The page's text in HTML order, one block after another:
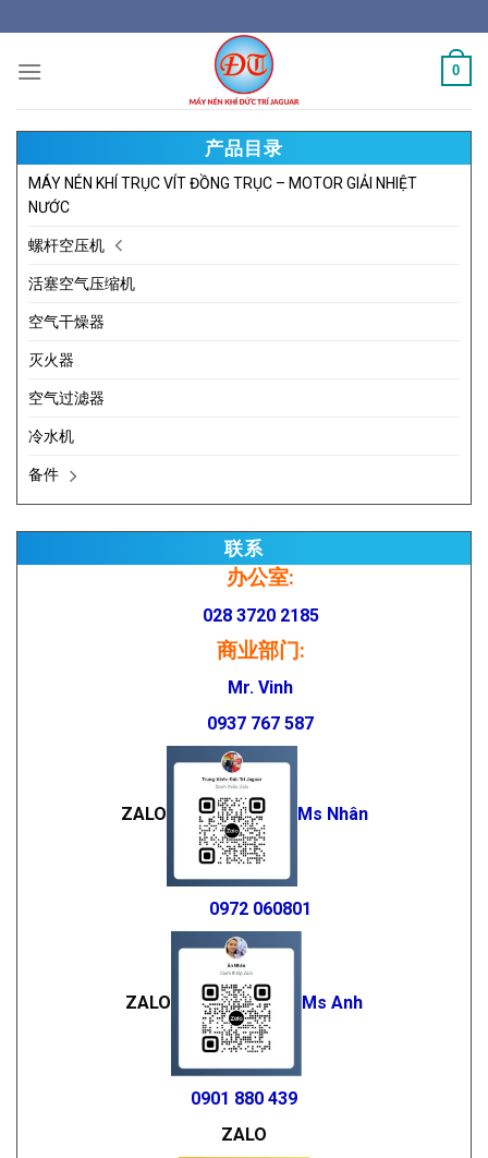
to
content
0
产品目录
MÁY NÉN KHÍ TRỤC VÍT ĐỒNG TRỤC – MOTOR GIẢI NHIỆT
NƯỚC
螺杆空压机
活塞空气压缩机
空气干燥器
灭火器
空气过滤器
冷水机
备件
联系
办公室:
028 3720 2185
商业部门:
Mr. Vinh
0937 767 587
ZALO Ms Nhân
0972 060801
ZALO Ms Anh
0901 880 439
ZALO